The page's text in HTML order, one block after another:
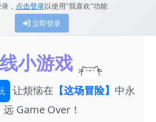
， 点击登录以使用"我喜欢"功能
立即登录
小游戏
让烦恼在 【这场冒险】 中永
远 Game Over！